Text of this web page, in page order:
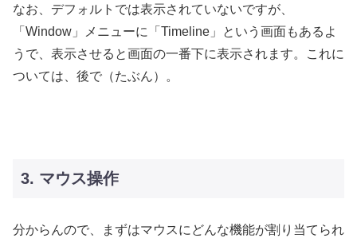
なお、デフォルトでは表示されていないですが、
「Window」メニューに「Timeline」という画面もあるよ
うで、表示させると画面の一番下に表示されます。これに
ついては、後で（たぶん）。
3. マウス操作
分からんので、まずはマウスにどんな機能が割り当てられ